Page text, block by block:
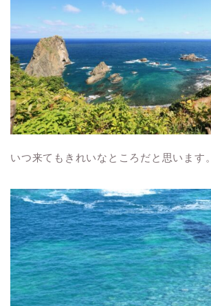
いつ来てもきれいなところだと思います。